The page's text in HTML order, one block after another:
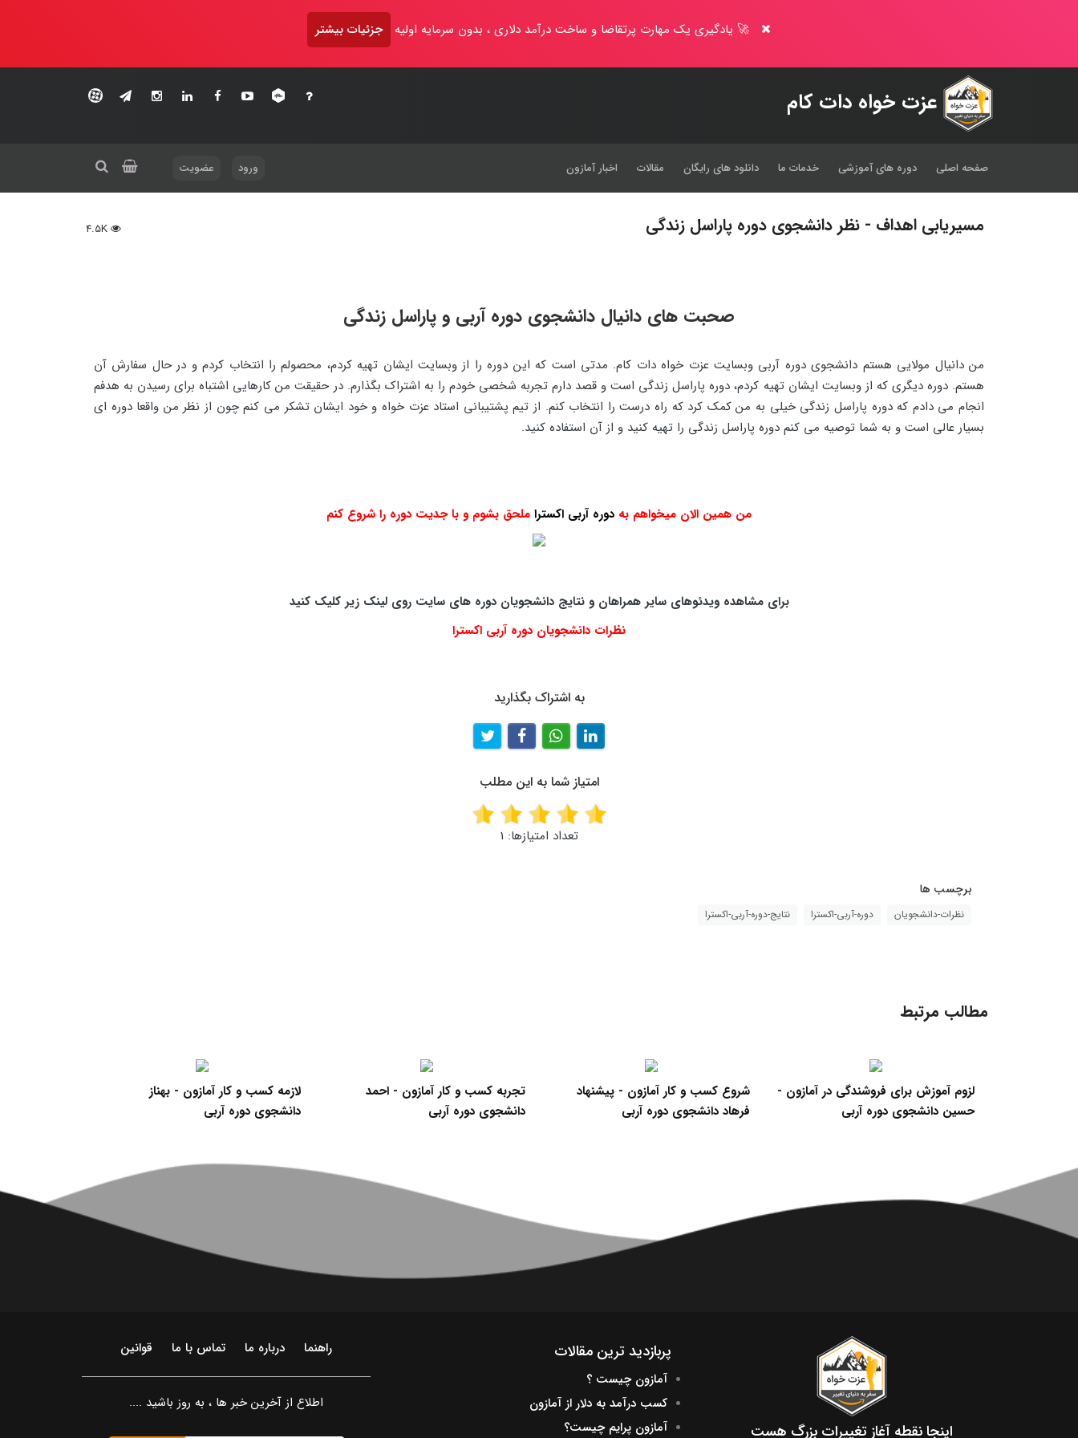
🚀 یادگیری یک مهارت پرتقاضا و ساخت درآمد دلاری ، بدون سرمایه اولیه جزئیات بیشتر
عزت خواه دات کام
صفحه اصلی دوره های آموزشی خدمات ما دانلود های رایگان مقالات اخبار آمازون ورود عضویت
مسیریابی اهداف - نظر دانشجوی دوره پاراسل زندگی
صحبت های دانیال دانشجوی دوره آربی و پاراسل زندگی
من دانیال مولایی هستم دانشجوی دوره آربی وبسایت عزت خواه دات کام. مدتی است که این دوره را از وبسایت ایشان تهیه کردم، محصولم را انتخاب کردم و در حال سفارش آن
هستم. دوره دیگری که از وبسایت ایشان تهیه کردم، دوره پاراسل زندگی است و قصد دارم تجربه شخصی خودم را به اشتراک بگذارم. در حقیقت من کارهایی اشتباه برای رسیدن به هدفم
انجام می دادم که دوره پاراسل زندگی خیلی به من کمک کرد که راه درست را انتخاب کنم. از تیم پشتیبانی استاد عزت خواه و خود ایشان تشکر می کنم چون از نظر من واقعا دوره ای
بسیار عالی است و به شما توصیه می کنم دوره پاراسل زندگی را تهیه کنید و از آن استفاده کنید.
من همین الان میخواهم به دوره آربی اکسترا ملحق بشوم و با جدیت دوره را شروع کنم
برای مشاهده ویدئوهای سایر همراهان و نتایج دانشجویان دوره های سایت روی لینک زیر کلیک کنید
نظرات دانشجویان دوره آربی اکسترا
به اشتراک بگذارید
امتیاز شما به این مطلب
تعداد امتیازها: 1
برچسب ها
نظرات-دانشجویان دوره-آربی-اکسترا نتایج-دوره-آربی-اکسترا
مطالب مرتبط
لازمه کسب و کار آمازون - بهناز
دانشجوی دوره آربی
تجربه کسب و کار آمازون - احمد
دانشجوی دوره آربی
شروع کسب و کار آمازون - پیشنهاد
فرهاد دانشجوی دوره آربی
لزوم آموزش برای فروشندگی در آمازون -
حسین دانشجوی دوره آربی
اینجا نقطه آغاز تغییرات بزرگ هست
پربازدید ترین مقالات
آمازون چیست ؟
کسب درآمد به دلار از آمازون
آمازون پرایم چیست؟
راهنما درباره ما تماس با ما قوانین
اطلاع از آخرین خبر ها ، به روز باشید ....